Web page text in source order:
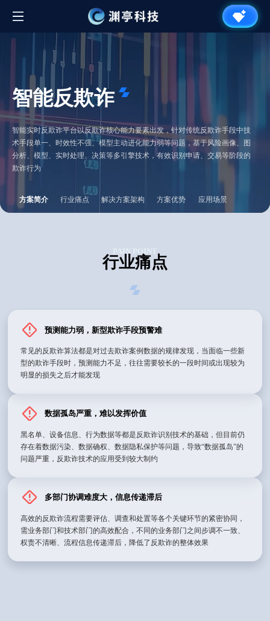
智能反欺诈
智能实时反欺诈平台以反欺诈核心能力要素出发，针对传统反欺诈手段中技
术手段单一、时效性不强、模型主动进化能力弱等问题，基于风险画像、图
分析、模型、实时处理、决策等多引擎技术，有效识别申请、交易等阶段的
欺诈行为
方案简介 行业痛点 解决方案架构 方案优势 应用场景
行业痛点
PAIN POINT
预测能力弱，新型欺诈手段预警难
常见的反欺诈算法都是对过去欺诈案例数据的规律发现，当面临一些新
型的欺诈手段时，预测能力不足，往往需要较长的一段时间或出现较为
明显的损失之后才能发现
数据孤岛严重，难以发挥价值
黑名单、设备信息、行为数据等都是反欺诈识别技术的基础，但目前仍
存在着数据污染、数据确权、数据隐私保护等问题，导致“数据孤岛”的
问题严重，反欺诈技术的应用受到较大制约
多部门协调难度大，信息传递滞后
高效的反欺诈流程需要评估、调查和处置等各个关键环节的紧密协同，
需业务部门和技术部门的高效配合，不同的业务部门之间步调不一致、
权责不清晰、流程信息传递滞后，降低了反欺诈的整体效果